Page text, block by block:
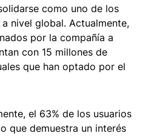
como uno de los
nivel global. Actualmente,
por la compañía a
con 15 millones de
que han optado por el
el 63% de los usuarios
que demuestra un interés